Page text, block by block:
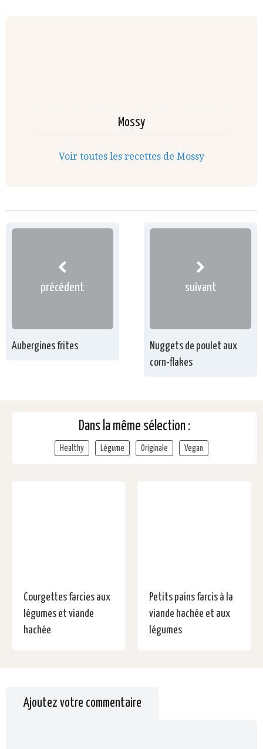
Mossy
Voir toutes les recettes de Mossy
précédent
Aubergines frites
suivant
Nuggets de poulet aux
corn-flakes
Dans la même sélection :
Healthy Légume Originale Vegan
Courgettes farcies aux
légumes et viande
hachée
Petits pains farcis à la
viande hachée et aux
légumes
Ajoutez votre commentaire